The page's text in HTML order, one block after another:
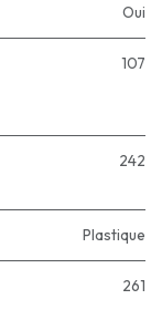
Oui
107
242
Plastique
261